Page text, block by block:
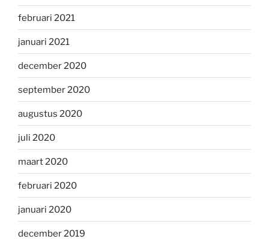
februari 2021
januari 2021
december 2020
september 2020
augustus 2020
juli 2020
maart 2020
februari 2020
januari 2020
december 2019